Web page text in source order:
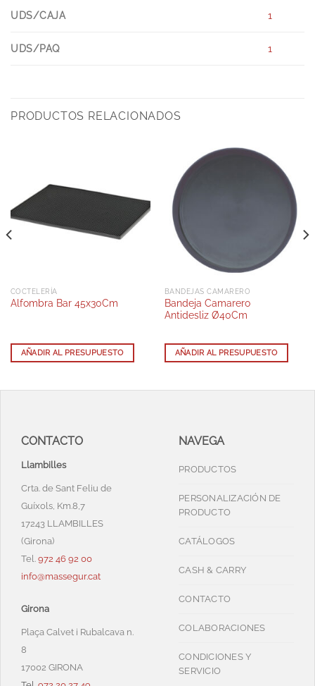
UDS/CAJA 1
UDS/PAQ 1
PRODUCTOS RELACIONADOS
COCTELERÍA
Alfombra Bar 45x30Cm
AÑADIR AL PRESUPUESTO
BANDEJAS CAMARERO
Bandeja Camarero
Antidesliz Ø40Cm
AÑADIR AL PRESUPUESTO
CONTACTO
Llambilles
Crta. de Sant Feliu de
Guíxols, Km.8,7
17243 LLAMBILLES
(Girona)
Tel. 972 46 92 00
info@massegur.cat
Girona
Plaça Calvet i Rubalcava n.
8
17002 GIRONA
NAVEGA
PRODUCTOS
PERSONALIZACIÓN DE
PRODUCTO
CATÁLOGOS
CASH & CARRY
CONTACTO
COLABORACIONES
CONDICIONES Y
SERVICIO